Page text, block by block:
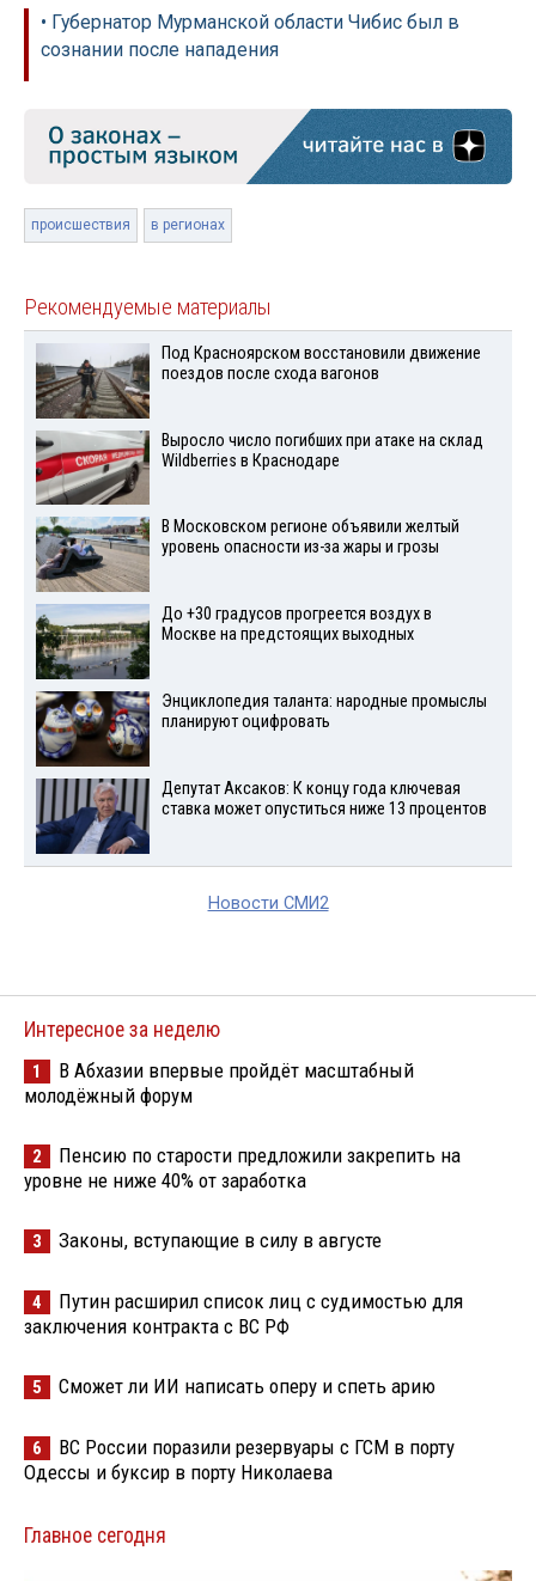
• Губернатор Мурманской области Чибис был в
сознании после нападения
происшествия в регионах
Рекомендуемые материалы
Под Красноярском восстановили движение
поездов после схода вагонов
Выросло число погибших при атаке на склад
Wildberries в Краснодаре
В Московском регионе объявили желтый
уровень опасности из-за жары и грозы
До +30 градусов прогреется воздух в
Москве на предстоящих выходных
Энциклопедия таланта: народные промыслы
планируют оцифровать
Депутат Аксаков: К концу года ключевая
ставка может опуститься ниже 13 процентов
Новости СМИ2
Интересное за неделю
1
В Абхазии впервые пройдёт масштабный
молодёжный форум
2
Пенсию по старости предложили закрепить на
уровне не ниже 40% от заработка
3 Законы, вступающие в силу в августе
4
Путин расширил список лиц с судимостью для
заключения контракта с ВС РФ
5 Сможет ли ИИ написать оперу и спеть арию
6
ВС России поразили резервуары с ГСМ в порту
Одессы и буксир в порту Николаева
Главное сегодня